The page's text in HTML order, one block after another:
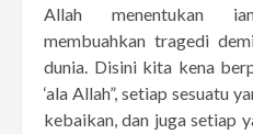
Allah menentukan
membuahkan tragedi
dunia. Disini kita kena
‘ala Allah”, setiap sesuatu
kebaikan, dan juga setiap